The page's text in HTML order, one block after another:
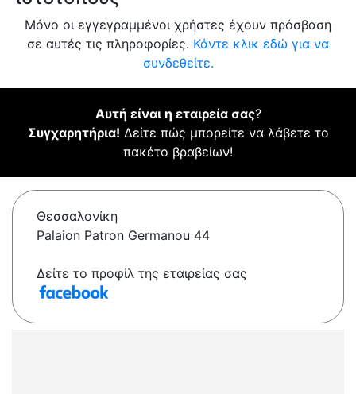
Μόνο οι εγγεγραμμένοι χρήστες έχουν πρόσβαση
σε αυτές τις πληροφορίες. Κάντε κλικ εδώ για να
συνδεθείτε.
Αυτή είναι η εταιρεία σας?
Συγχαρητήρια! Δείτε πώς μπορείτε να λάβετε το
πακέτο βραβείων!
Θεσσαλονίκη
Palaion Patron Germanou 44
Δείτε το προφίλ της εταιρείας σας